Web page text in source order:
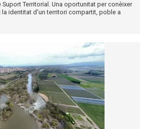
Territorial. Una oportunitat per conèixer
identitat d'un territori compartit, poble a